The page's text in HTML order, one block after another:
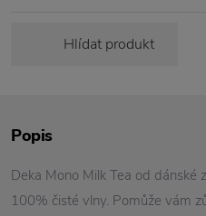
Hlídat produkt
Popis
Deka Mono Milk Tea od dánské
100% čisté vlny. Pomůže vám